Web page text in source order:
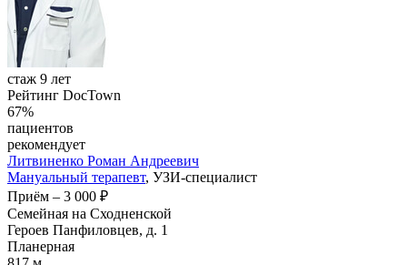
стаж 9 лет
Рейтинг DocTown
67%
пациентов
рекомендует
Литвиненко Роман Андреевич
Мануальный терапевт, УЗИ-специалист
Приём – 3 000 ₽
Семейная на Сходненской
Героев Панфиловцев, д. 1
Планерная